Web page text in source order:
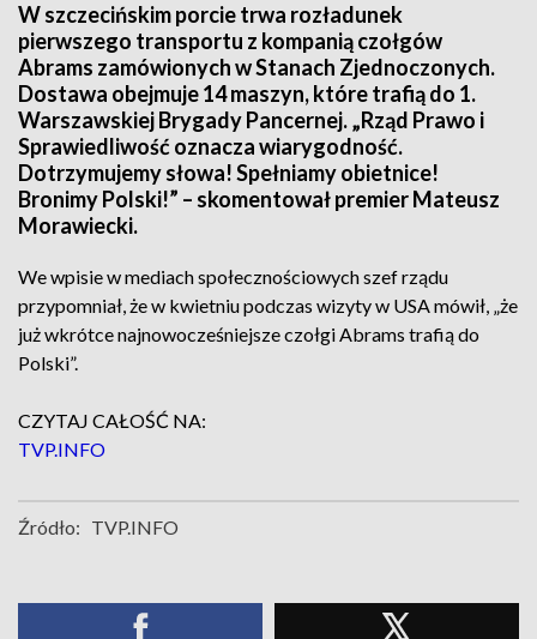
W szczecińskim porcie trwa rozładunek
pierwszego transportu z kompanią czołgów
Abrams zamówionych w Stanach Zjednoczonych.
Dostawa obejmuje 14 maszyn, które trafią do 1.
Warszawskiej Brygady Pancernej. „Rząd Prawo i
Sprawiedliwość oznacza wiarygodność.
Dotrzymujemy słowa! Spełniamy obietnice!
Bronimy Polski!” – skomentował premier Mateusz
Morawiecki.
We wpisie w mediach społecznościowych szef rządu
przypomniał, że w kwietniu podczas wizyty w USA mówił, „że
już wkrótce najnowocześniejsze czołgi Abrams trafią do
Polski”.
CZYTAJ CAŁOŚĆ NA:
TVP.INFO
Źródło: TVP.INFO